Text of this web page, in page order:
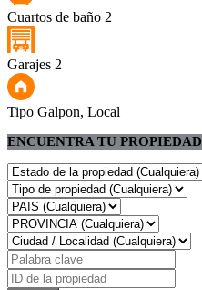
Cuartos de baño 2
Garajes 2
Tipo Galpon, Local
ENCUENTRA TU PROPIEDAD